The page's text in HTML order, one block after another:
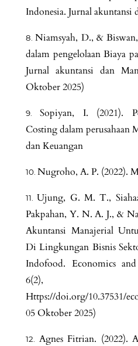
Indonesia. Jurnal akuntansi
Niamsyah, D., &
dalam pengelolaan Biaya
Jurnal akuntansi dan
Oktober 2025)
Sopiyan, I. (2021).
Costing dalam perusahaan
dan Keuangan
Nugroho, A. P. (2022).
Ujung, G. M. T.,
Pakpahan, Y. N. A. J., &
Akuntansi Manajerial
Di Lingkungan Bisnis
Indofood. Economics
6(2),
Https://doi.org/10.37531/
05 Oktober 2025)
Agnes Fitrian. (2022).